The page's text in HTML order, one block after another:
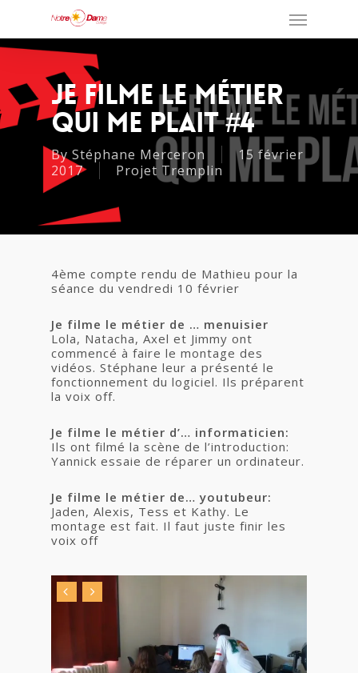
Je Filme Le Métier
Qui Me Plait #4
By Stéphane Merceron
15 février
2017
Projet Tremplin
4ème compte rendu de Mathieu pour la
séance du vendredi 10 février
Je filme le métier de … menuisier
Lola, Natacha, Axel et Jimmy ont
commencé à faire le montage des
vidéos. Stéphane leur a présenté le
fonctionnement du logiciel. Ils préparent
la voix off.
Je filme le métier d’… informaticien:
Ils ont filmé la scène de l’introduction:
Yannick essaie de réparer un ordinateur.
Je filme le métier de… youtubeur:
Jaden, Alexis, Tess et Kathy. Le
montage est fait. Il faut juste finir les
voix off